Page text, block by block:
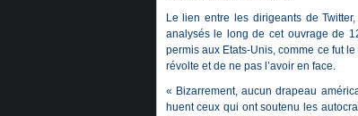
Le lien entre les dirigeants de
analysés le long de cet ouvrage de
permis aux Etats-Unis, comme ce fut
révolte et de ne pas l’avoir en face.
« Bizarrement, aucun drapeau
huent ceux qui ont soutenu les